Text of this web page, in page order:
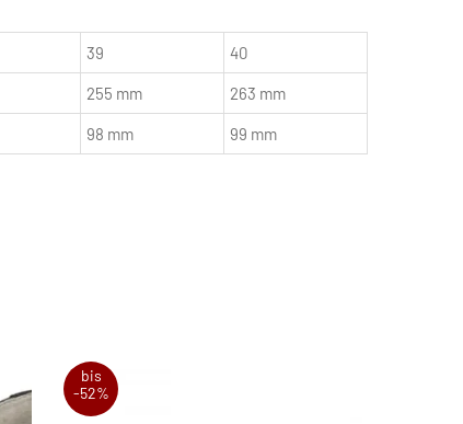
39 40
255 mm 263 mm
98 mm 99 mm
bis
-52%